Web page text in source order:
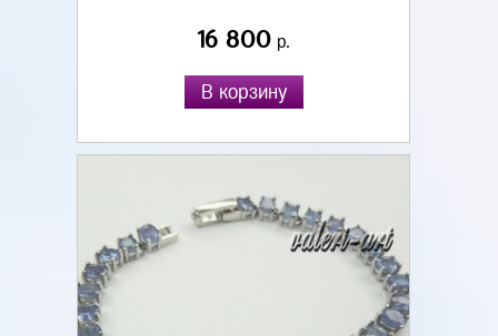
16 800 р.
В корзину